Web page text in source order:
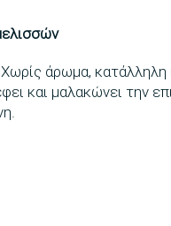
άρωμα, κατάλληλη
και μαλακώνει την